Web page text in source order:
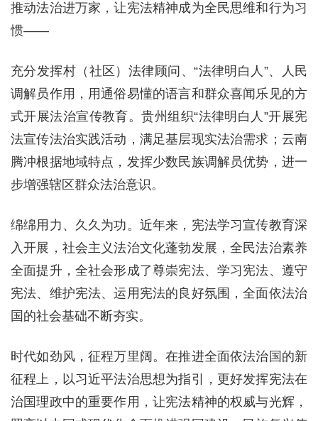
推动法治进万家，让宪法精神成为全民思维和行为习
惯——
充分发挥村（社区）法律顾问、“法律明白人”、人民
调解员作用，用通俗易懂的语言和群众喜闻乐见的方
式开展法治宣传教育。贵州组织“法律明白人”开展宪
法宣传法治实践活动，满足基层现实法治需求；云南
腾冲根据地域特点，发挥少数民族调解员优势，进一
步增强辖区群众法治意识。
绵绵用力、久久为功。近年来，宪法学习宣传教育深
入开展，社会主义法治文化蓬勃发展，全民法治素养
全面提升，全社会形成了尊崇宪法、学习宪法、遵守
宪法、维护宪法、运用宪法的良好氛围，全面依法治
国的社会基础不断夯实。
时代如劲风，征程万里阔。在推进全面依法治国的新
征程上，以习近平法治思想为指引，更好发挥宪法在
治国理政中的重要作用，让宪法精神的权威与光辉，